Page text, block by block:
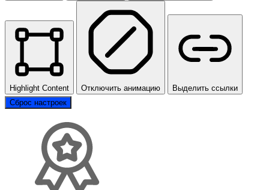
Highlight Content Отключить анимацию
Выделить ссылки
Сброс настроек